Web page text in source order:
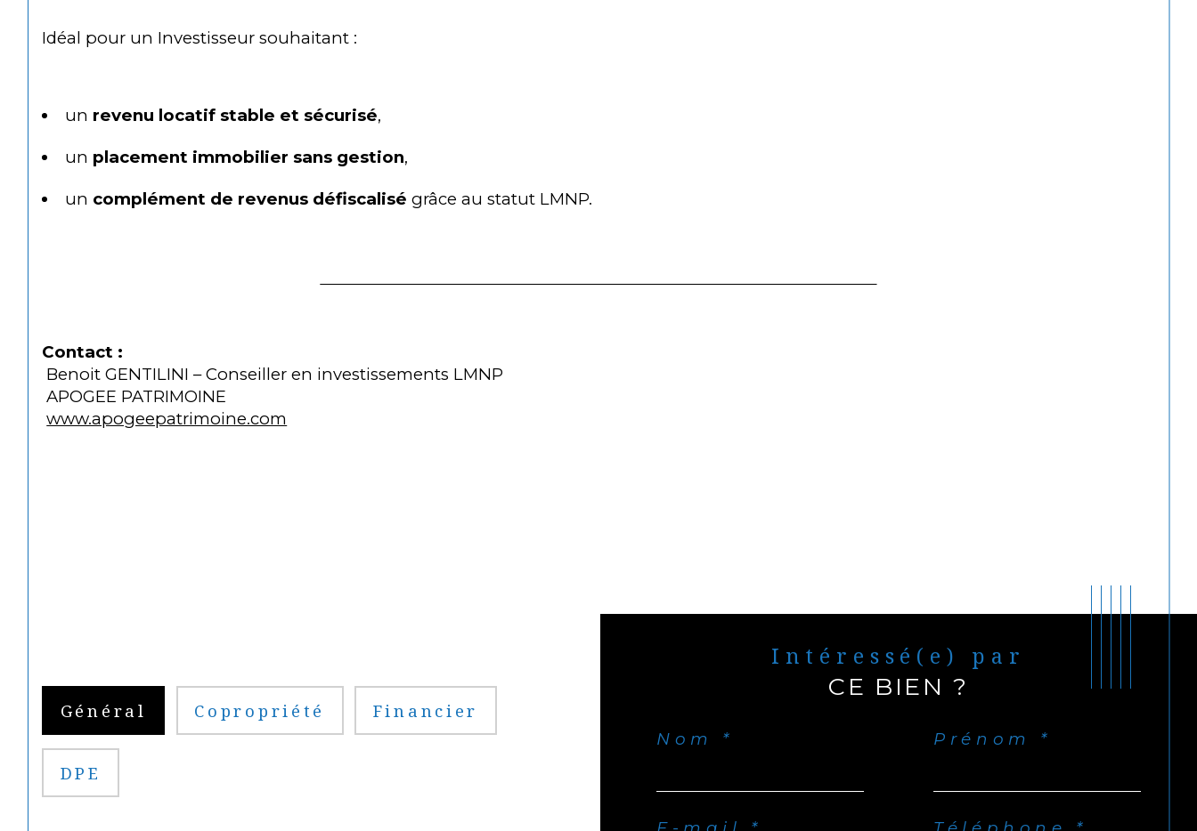
Idéal pour un Investisseur souhaitant :
un revenu locatif stable et sécurisé,
un placement immobilier sans gestion,
un complément de revenus défiscalisé grâce au statut LMNP.
Contact :
Benoit GENTILINI – Conseiller en investissements LMNP
APOGEE PATRIMOINE
www.apogeepatrimoine.com
Général Copropriété Financier
DPE
Intéressé(e) par
CE BIEN ?
Nom * Prénom *